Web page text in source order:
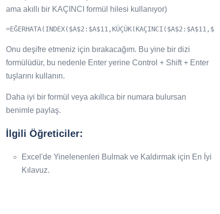
ama akıllı bir KAÇINCI formül hilesi kullanıyor)
Onu deşifre etmeniz için bırakacağım. Bu yine bir dizi
formülüdür, bu nedenle Enter yerine Control + Shift + Enter
tuşlarını kullanın.
Daha iyi bir formül veya akıllıca bir numara bulursan
benimle paylaş.
İlgili Öğreticiler:
Excel'de Yinelenenleri Bulmak ve Kaldırmak için En İyi
Kılavuz.